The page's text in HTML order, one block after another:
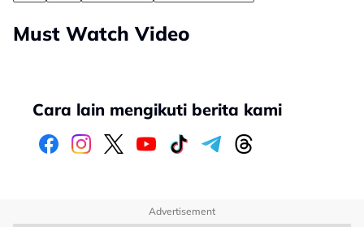
Must Watch Video
Cara lain mengikuti berita kami
Advertisement